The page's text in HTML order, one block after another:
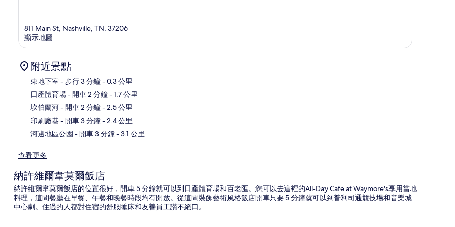
811 Main St, Nashville, TN, 37206
顯示地圖
附近景點
東地下室 - 步行 3 分鐘- 0.3 公里
日產體育場- 開車 2 分鐘- 1.7 公里
坎伯蘭河- 開車 2 分鐘- 2.5 公里
印刷廠巷 - 開車 3 分鐘- 2.4 公里
河邊地區公園 - 開車 3 分鐘- 3.1 公里
查看更多
納許維爾韋莫爾飯店
納許維爾韋莫爾飯店的位置很好，開車 5 分鐘就可以到日產體育場和百老匯。您可以去這裡的All-Day Cafe at Waymore's享用當地
料理，這間餐廳在早餐、午餐和晚餐時段均有開放。從這間裝飾藝術風格飯店開車只要 5 分鐘就可以到普利司通競技場和音樂城
中心劇。住過的人都對住宿的舒服睡床和友善員工讚不絕口。